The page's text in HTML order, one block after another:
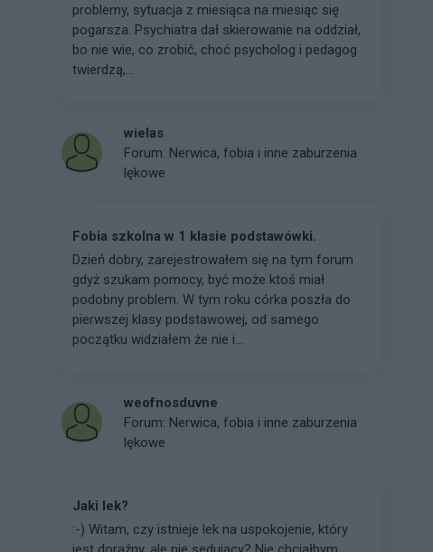
problemy, sytuacja z miesiąca na miesiąc się
pogarsza. Psychiatra dał skierowanie na oddział,
bo nie wie, co zrobić, choć psycholog i pedagog
twierdzą,...
wielas
Forum: Nerwica, fobia i inne zaburzenia
lękowe
Fobia szkolna w 1 klasie podstawówki.
Dzień dobry, zarejestrowałem się na tym forum
gdyż szukam pomocy, być może ktoś miał
podobny problem. W tym roku córka poszła do
pierwszej klasy podstawowej, od samego
początku widziałem że nie i...
weofnosduvne
Forum: Nerwica, fobia i inne zaburzenia
lękowe
Jaki lek?
:-) Witam, czy istnieje lek na uspokojenie, który